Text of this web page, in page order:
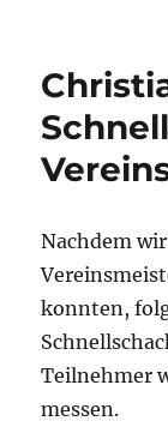
Nachdem
konnten,
Teilnehmer
messen.